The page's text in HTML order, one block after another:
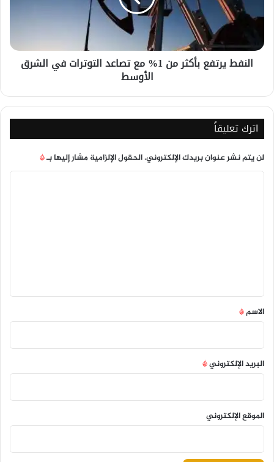
تصاعد
في
الشرق
النفط يرتفع بأكثر من 1% مع تصاعد التوترات في الشرق
الأوسط
اترك تعليقاً
لن يتم نشر عنوان بريدك الإلكتروني.الحقول الإلزامية مشار إليها بـ*
*
الاسم*
البريد الإلكتروني*
الموقع الإلكتروني